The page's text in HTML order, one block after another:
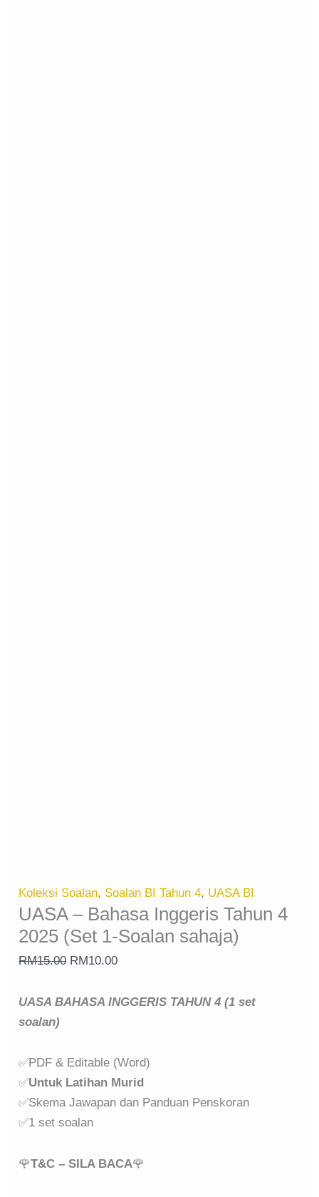
Koleksi Soalan, Soalan BI Tahun 4, UASA BI
UASA – Bahasa Inggeris Tahun 4
2025 (Set 1-Soalan sahaja)
RM15.00 RM10.00
UASA BAHASA INGGERIS TAHUN 4 (1 set
soalan)
✅PDF & Editable (Word)
✅Untuk Latihan Murid
✅Skema Jawapan dan Panduan Penskoran
✅1 set soalan
🌹T&C – SILA BACA🌹